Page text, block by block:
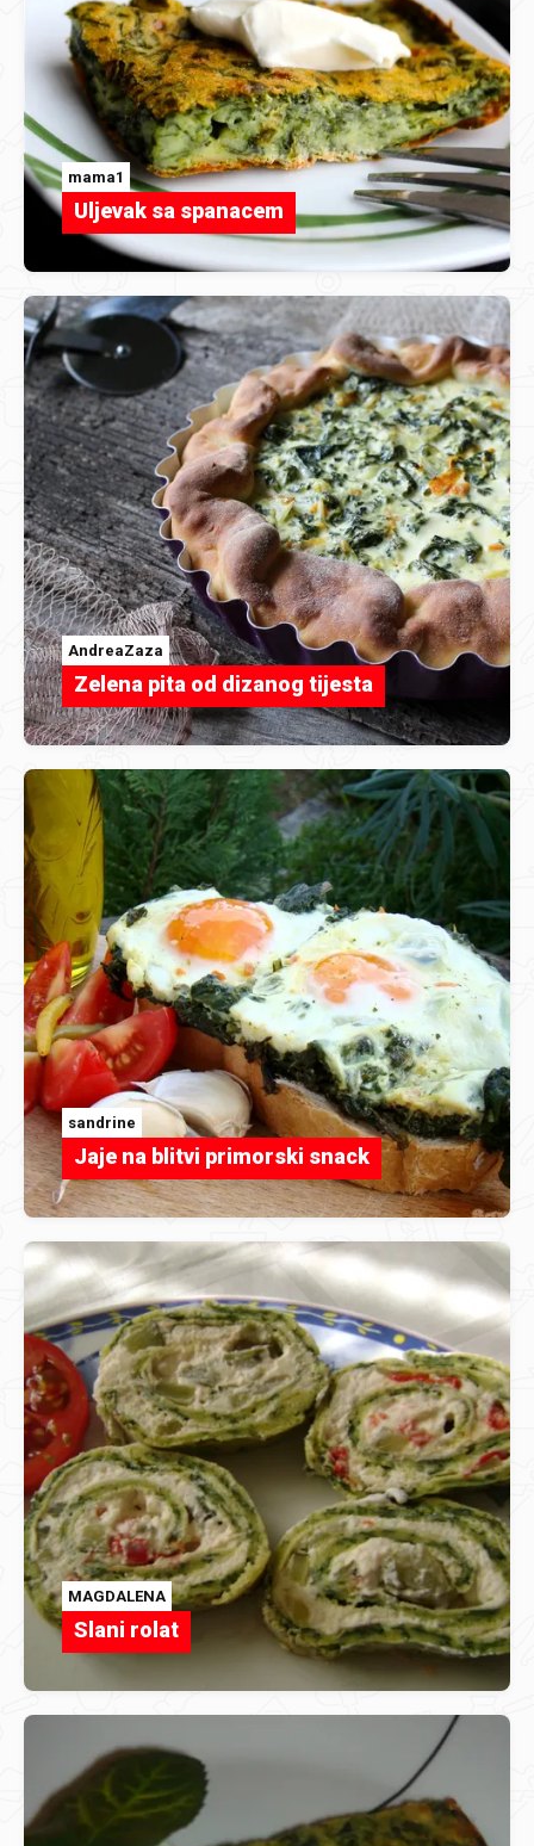
mama1
Uljevak sa spanacem
AndreaZaza
Zelena pita od dizanog tijesta
sandrine
Jaje na blitvi primorski snack
MAGDALENA
Slani rolat